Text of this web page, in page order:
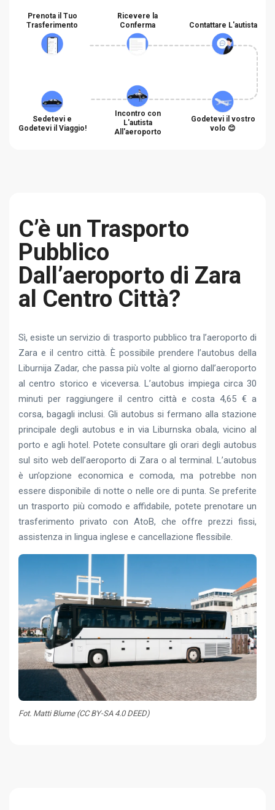
Prenota il Tuo
Trasferimento
Ricevere la
Conferma
Contattare L'autista
Sedetevi e
Godetevi il Viaggio!
Incontro con
L'autista
All'aeroporto
Godetevi il vostro
volo 😊
C’è un Trasporto
Pubblico
Dall’aeroporto di Zara
al Centro Città?
Sì, esiste un servizio di trasporto pubblico tra l’aeroporto di
Zara e il centro città. È possibile prendere l’autobus della
Liburnija Zadar, che passa più volte al giorno dall’aeroporto
al centro storico e viceversa. L’autobus impiega circa 30
minuti per raggiungere il centro città e costa 4,65 € a
corsa, bagagli inclusi. Gli autobus si fermano alla stazione
principale degli autobus e in via Liburnska obala, vicino al
porto e agli hotel. Potete consultare gli orari degli autobus
sul sito web dell’aeroporto di Zara o al terminal. L’autobus
è un’opzione economica e comoda, ma potrebbe non
essere disponibile di notte o nelle ore di punta. Se preferite
un trasporto più comodo e affidabile, potete prenotare un
trasferimento privato con AtoB, che offre prezzi fissi,
assistenza in lingua inglese e cancellazione flessibile.
Fot. Matti Blume (CC BY-SA 4.0 DEED)